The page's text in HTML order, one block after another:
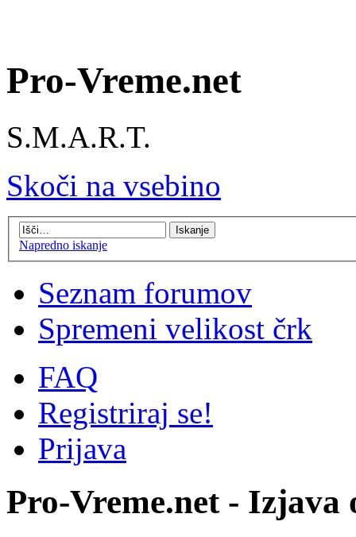
Pro-Vreme.net
S.M.A.R.T.
Skoči na vsebino
Napredno iskanje
Seznam forumov
Spremeni velikost črk
FAQ
Registriraj se!
Prijava
Pro-Vreme.net - Izjava